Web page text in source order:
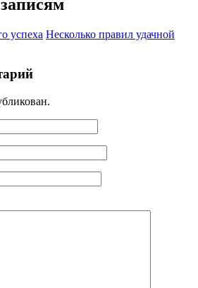
успеха Несколько правил удачной